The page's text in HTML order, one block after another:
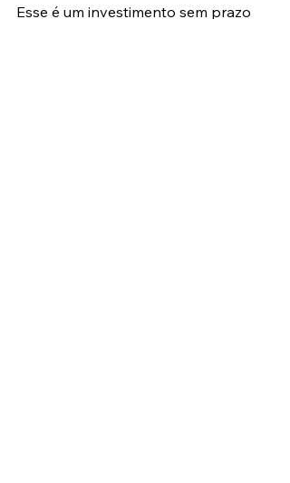
Esse é um investimento sem prazo